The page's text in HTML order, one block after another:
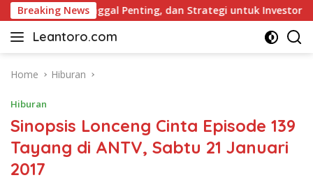
Skip
to
content
Breaking News
Dividen, Tanggal Penting, dan Strategi untuk Investor
Leantoro.com
Jasa
Artikel,
dan
Digital
Marketing
–
Ciptakan
Home Hiburan
Hiburan
Sinopsis Lonceng Cinta Episode 139
Tayang di ANTV, Sabtu 21 Januari
2017